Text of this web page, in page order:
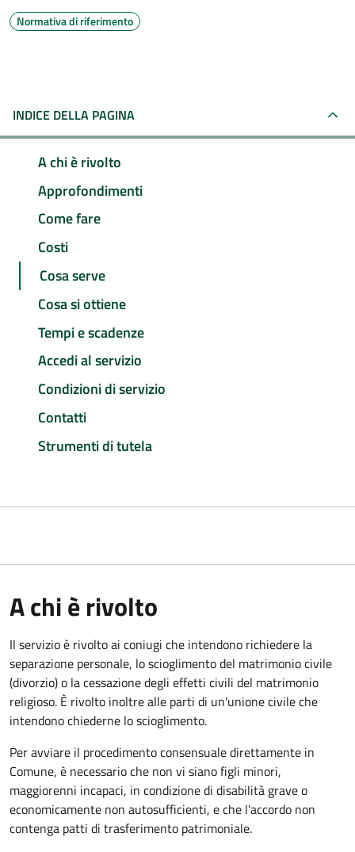
Normativa di riferimento
INDICE DELLA PAGINA
A chi è rivolto
Approfondimenti
Come fare
Costi
Cosa serve
Cosa si ottiene
Tempi e scadenze
Accedi al servizio
Condizioni di servizio
Contatti
Strumenti di tutela
A chi è rivolto
Il servizio è rivolto ai coniugi che intendono richiedere la
separazione personale, lo scioglimento del matrimonio civile
(divorzio) o la cessazione degli effetti civili del matrimonio
religioso. È rivolto inoltre alle parti di un'unione civile che
intendono chiederne lo scioglimento.
Per avviare il procedimento consensuale direttamente in
Comune, è necessario che non vi siano figli minori,
maggiorenni incapaci, in condizione di disabilità grave o
economicamente non autosufficienti, e che l'accordo non
contenga patti di trasferimento patrimoniale.